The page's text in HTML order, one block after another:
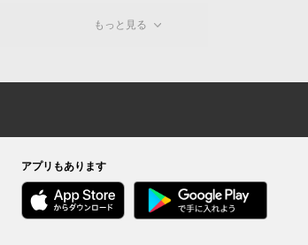
もっと見る
アプリもあります